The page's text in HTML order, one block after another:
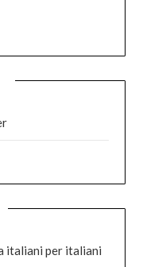
italiani per italiani